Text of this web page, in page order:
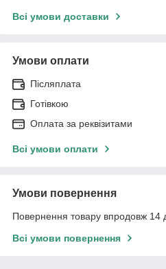
Всі умови доставки
Умови оплати
Післяплата
Готівкою
Оплата за реквізитами
Всі умови оплати
Умови повернення
Повернення товару впродовж 14
Всі умови повернення